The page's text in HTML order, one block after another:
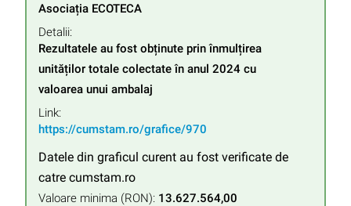
Asociația ECOTECA
Detalii:
Rezultatele au fost obținute prin înmulțirea
unităților totale colectate în anul 2024 cu
valoarea unui ambalaj
Link:
https://cumstam.ro/grafice/970
Datele din graficul curent au fost verificate de
catre cumstam.ro
Valoare minima (RON): 13.627.564,00